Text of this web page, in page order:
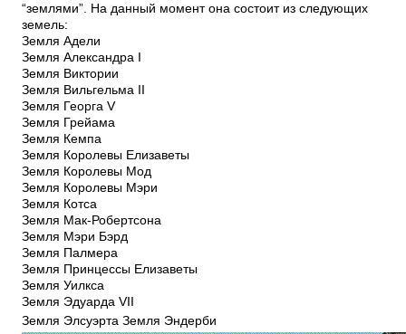
“землями”. На данный момент она состоит из следующих
земель:
Земля Адели
Земля Александра I
Земля Виктории
Земля Вильгельма II
Земля Георга V
Земля Грейама
Земля Кемпа
Земля Королевы Елизаветы
Земля Королевы Мод
Земля Королевы Мэри
Земля Котса
Земля Мак-Робертсона
Земля Мэри Бэрд
Земля Палмера
Земля Принцессы Елизаветы
Земля Уилкса
Земля Эдуарда VII
Земля Элсуэрта Земля Эндерби